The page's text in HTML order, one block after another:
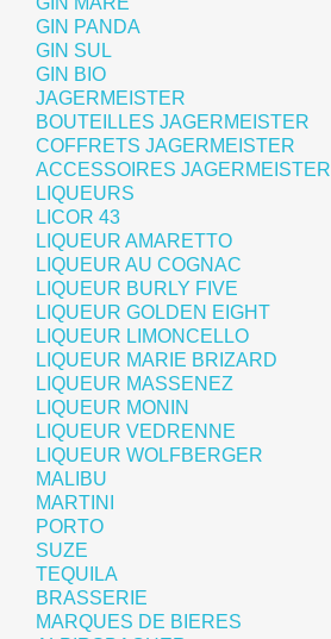
GIN PANDA
GIN SUL
GIN BIO
JAGERMEISTER
BOUTEILLES JAGERMEISTER
COFFRETS JAGERMEISTER
ACCESSOIRES JAGERMEISTER
LIQUEURS
LICOR 43
LIQUEUR AMARETTO
LIQUEUR AU COGNAC
LIQUEUR BURLY FIVE
LIQUEUR GOLDEN EIGHT
LIQUEUR LIMONCELLO
LIQUEUR MARIE BRIZARD
LIQUEUR MASSENEZ
LIQUEUR MONIN
LIQUEUR VEDRENNE
LIQUEUR WOLFBERGER
MALIBU
MARTINI
PORTO
SUZE
TEQUILA
BRASSERIE
MARQUES DE BIERES